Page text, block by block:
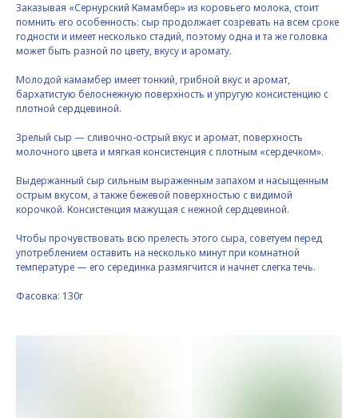
Заказывая «Сернурский Камамбер» из коровьего молока, стоит
помнить его особенность: сыр продолжает созревать на всем сроке
годности и имеет несколько стадий, поэтому одна и та же головка
может быть разной по цвету, вкусу и аромату.
Молодой камамбер имеет тонкий, грибной вкус и аромат,
бархатистую белоснежную поверхность и упругую консистенцию с
плотной сердцевиной.
Зрелый сыр — сливочно-острый вкус и аромат, поверхность
молочного цвета и мягкая консистенция с плотным «сердечком».
Выдержанный сыр сильным выраженным запахом и насыщенным
острым вкусом, а также бежевой поверхностью с видимой
корочкой. Консистенция мажущая с нежной сердцевиной.
Чтобы прочувствовать всю прелесть этого сыра, советуем перед
употреблением оставить на несколько минут при комнатной
температуре — его серединка размягчится и начнет слегка течь.
Фасовка: 130г